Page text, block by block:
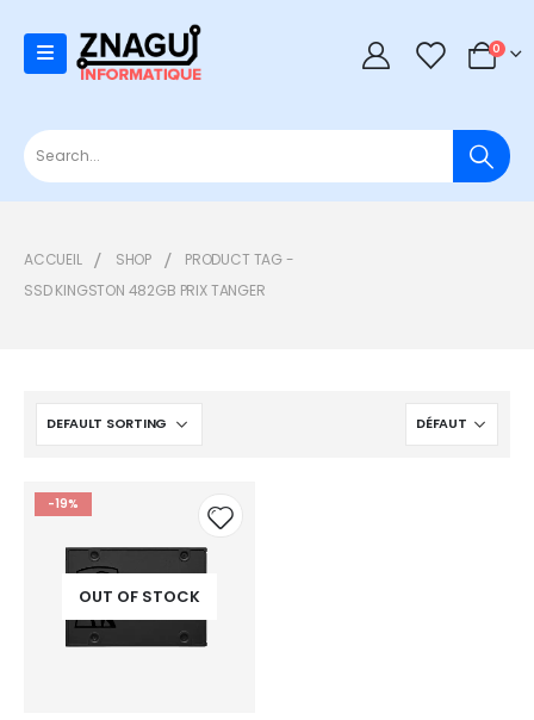
0 0
ACCUEIL SHOP
PRODUCT TAG -
SSD KINGSTON 482GB PRIX TANGER
-19%
OUT OF STOCK
Add to
wishlist